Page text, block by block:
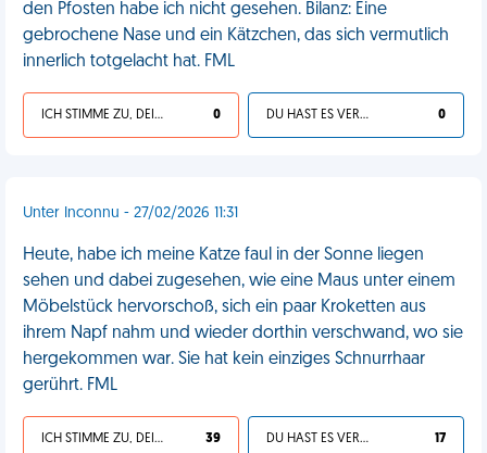
den Pfosten habe ich nicht gesehen. Bilanz: Eine
gebrochene Nase und ein Kätzchen, das sich vermutlich
innerlich totgelacht hat. FML
ICH STIMME ZU, DEIN LEBEN IST SCHEISSE 0 DU HAST ES VERDIENT 0
Unter Inconnu - 27/02/2026 11:31
Heute, habe ich meine Katze faul in der Sonne liegen
sehen und dabei zugesehen, wie eine Maus unter einem
Möbelstück hervorschoß, sich ein paar Kroketten aus
ihrem Napf nahm und wieder dorthin verschwand, wo sie
hergekommen war. Sie hat kein einziges Schnurrhaar
gerührt. FML
ICH STIMME ZU, DEIN LEBEN IST SCHEISSE 39 DU HAST ES VERDIENT 17